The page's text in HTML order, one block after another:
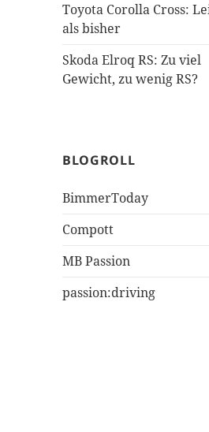
Toyota Corolla Cross:
als bisher
Skoda Elroq RS: Zu viel
Gewicht, zu wenig RS?
BLOGROLL
BimmerToday
Compott
MB Passion
passion:driving